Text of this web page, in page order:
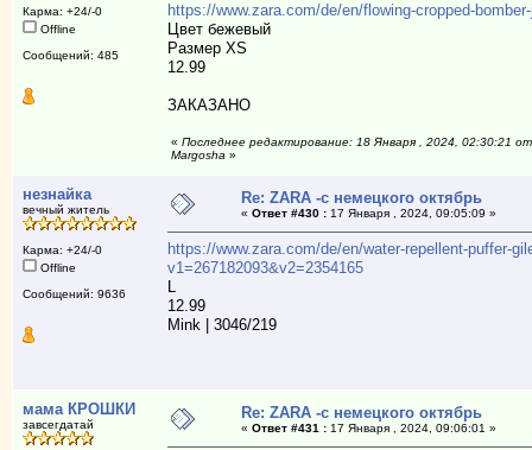
Карма: +24/-0
Offline
Сообщений: 485
https://www.zara.com/de/en/flowing-cropped-
Цвет бежевый
Размер XS
12.99
ЗАКАЗАНО
« Последнее редактирование: 18 Января , 2024, 02:30:21 от
Margosha »
незнайка
вечный житель
Карма: +24/-0
Offline
Сообщений: 9636
Re: ZARA -с немецкого октябрь
« Ответ #430 :17 Января , 2024, 09:05:09 »
https://www.zara.com/de/en/water-repellent-puffer-
v1=267182093&v2=2354165
L
12.99
Mink | 3046/219
мама КРОШКИ
завсегдатай
Re: ZARA -с немецкого октябрь
« Ответ #431 :17 Января , 2024, 09:06:01 »